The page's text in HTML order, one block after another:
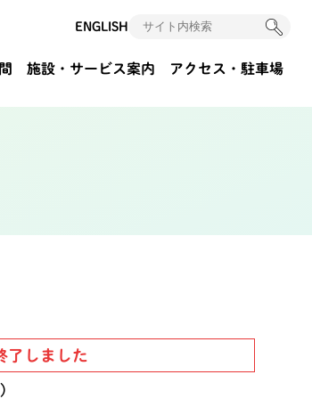
ENGLISH
施設・サービス案内 アクセス ・駐車場
了しました